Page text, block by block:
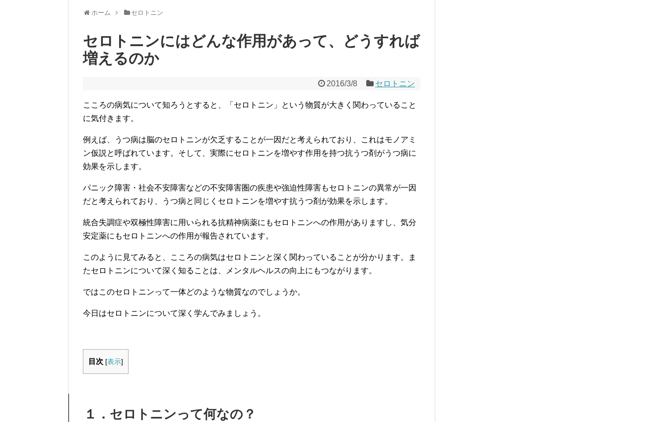
ホーム セロトニン
セロトニンにはどんな作用があって、どうすれば
増えるのか
2016/3/8 セロトニン
こころの病気について知ろうとすると、「セロトニン」という物質が大きく関わっていること
に気付きます。
例えば、うつ病は脳のセロトニンが欠乏することが一因だと考えられており、これはモノアミ
ン仮説と呼ばれています。そして、実際にセロトニンを増やす作用を持つ抗うつ剤がうつ病に
効果を示します。
パニック障害・社会不安障害などの不安障害圏の疾患や強迫性障害もセロトニンの異常が一因
だと考えられており、うつ病と同じくセロトニンを増やす抗うつ剤が効果を示します。
統合失調症や双極性障害に用いられる抗精神病薬にもセロトニンへの作用がありますし、気分
安定薬にもセロトニンへの作用が報告されています。
このように見てみると、こころの病気はセロトニンと深く関わっていることが分かります。ま
たセロトニンについて深く知ることは、メンタルヘルスの向上にもつながります。
ではこのセロトニンって一体どのような物質なのでしょうか。
今日はセロトニンについて深く学んでみましょう。
目次 [表示]
１．セロトニンって何なの？